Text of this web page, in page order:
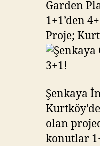
Garden
1+1’den
Proje;
Şenkaya
olan
konutlar